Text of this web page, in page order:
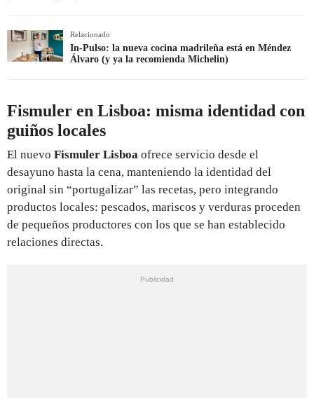
Relacionado
In-Pulso: la nueva cocina madrileña está en Méndez
Álvaro (y ya la recomienda Michelin)
Fismuler en Lisboa: misma identidad con
guiños locales
El nuevo Fismuler Lisboa ofrece servicio desde el
desayuno hasta la cena, manteniendo la identidad del
original sin “portugalizar” las recetas, pero integrando
productos locales: pescados, mariscos y verduras proceden
de pequeños productores con los que se han establecido
relaciones directas.